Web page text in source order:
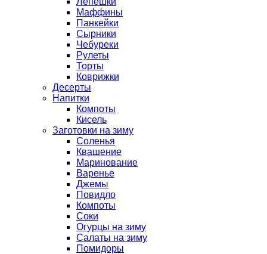
Маффины
Панкейки
Сырники
Чебуреки
Рулеты
Торты
Коврижки
Десерты
Напитки
Компоты
Кисель
Заготовки на зиму
Соленья
Квашение
Маринование
Варенье
Джемы
Повидло
Компоты
Соки
Огурцы на зиму
Салаты на зиму
Помидоры